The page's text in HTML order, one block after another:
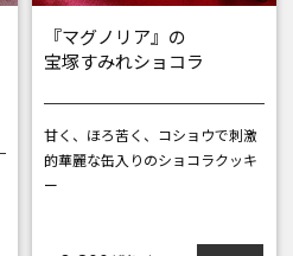
『マグノリア』の
宝塚すみれショコラ
甘く、ほろ苦く、コショウで刺激
的華麗な缶入りのショコラクッキ
ー